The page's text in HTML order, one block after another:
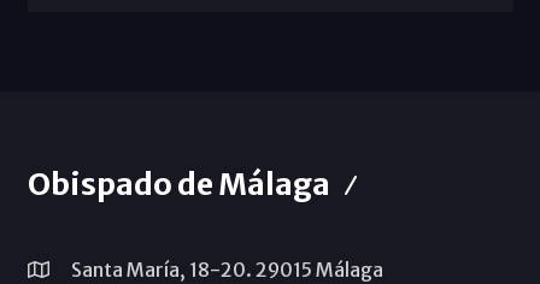
Obispado de Málaga
Santa María, 18-20. 29015 Málaga